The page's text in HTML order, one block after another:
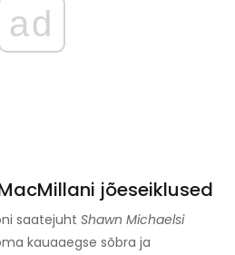
ad
jõeseiklused
saatejuht Shawn Michaelsi
kauaaegse sõbra ja